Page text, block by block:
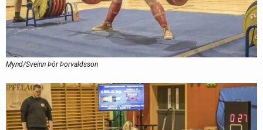
Mynd/Sveinn Þór Þorvaldsson